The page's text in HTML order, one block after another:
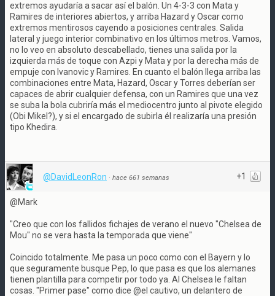
extremos ayudaría a sacar así el balón. Un 4-3-3 con Mata y
Ramires de interiores abiertos, y arriba Hazard y Oscar como
extremos mentirosos cayendo a posiciones centrales. Salida
lateral y juego interior combinativo en los últimos metros. Vamos,
no lo veo en absoluto descabellado, tienes una salida por la
izquierda más de toque con Azpi y Mata y por la derecha más de
empuje con Ivanovic y Ramires. En cuanto el balón llega arriba las
combinaciones entre Mata, Hazard, Oscar y Torres deberían ser
capaces de abrir cualquier defensa, con un Ramires que una vez
se suba la bola cubriría más el mediocentro junto al pivote elegido
(Obi Mikel?), y si el encargado de subirla él realizaría una presión
tipo Khedira.
+1
@DavidLeonRon · hace 661 semanas
@Mark
"Creo que con los fallidos fichajes de verano el nuevo "Chelsea de
Mou" no se vera hasta la temporada que viene"
Coincido totalmente. Me pasa un poco como con el Bayern y lo
que seguramente busque Pep, lo que pasa es que los alemanes
tienen plantilla para competir por todo ya. Al Chelsea le faltan
cosas. "Primer pase" como dice @el cautivo, un delantero de